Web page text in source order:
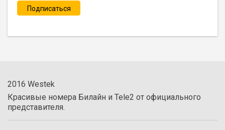
2016 Westek
Красивые номера Билайн и Tele2 от официального
представителя.